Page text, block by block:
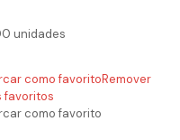
unidades
como favoritoRemover
favoritos
como favorito